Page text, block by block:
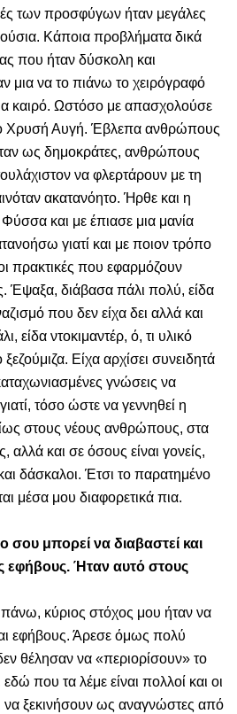
των προσφύγων ήταν μεγάλες
Κάποια προβλήματα δικά
που ήταν δύσκολη και
μια να το πιάνω το χειρόγραφό
καιρό. Ωστόσο με απασχολούσε
Χρυσή Αυγή. Έβλεπα ανθρώπους
ως δημοκράτες, ανθρώπους
να φλερτάρουν με τη
ακατανόητο. Ήρθε και η
και με έπιασε μια μανία
γιατί και με ποιον τρόπο
οι πρακτικές που εφαρμόζουν
Έψαξα, διάβασα πάλι πολύ, είδα
που δεν είχα δει αλλά και
είδα ντοκιμαντέρ, ό, τι υλικό
Είχα αρχίσει συνειδητά
γνώσεις να
τόσο ώστε να γεννηθεί η
στους νέους ανθρώπους, στα
αλλά και σε όσους είναι γονείς,
δάσκαλοι. Έτσι το παρατημένο
μέσα μου διαφορετικά πια.
σου μπορεί να διαβαστεί και
εφήβους. Ήταν αυτό στους
κύριος στόχος μου ήταν να
εφήβους. Άρεσε όμως πολύ
θέλησαν να «περιορίσουν» το
που τα λέμε είναι πολλοί και οι
να ξεκινήσουν ως αναγνώστες από